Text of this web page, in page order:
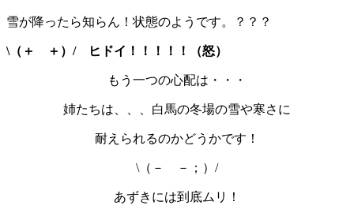
雪が降ったら知らん！状態のようです。？？？
\（＋ ＋）/ ヒドイ！！！！！（怒）
もう一つの心配は・・・
姉たちは、、、白馬の冬場の雪や寒さに
耐えられるのかどうかです！
\（－ －；）/
あずきには到底ムリ！